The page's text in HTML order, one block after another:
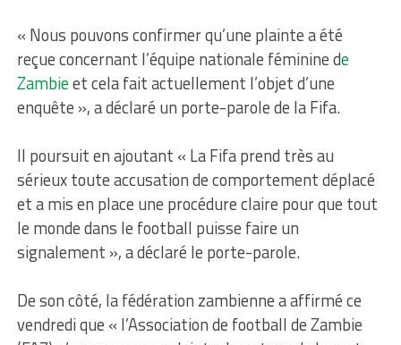
« Nous pouvons confirmer qu’une plainte a été
reçue concernant l’équipe nationale féminine de
Zambieet cela fait actuellement l’objet d’une
enquête », a déclaré un porte-parole de la Fifa.
Il poursuit en ajoutant « La Fifa prend très au
sérieux toute accusation de comportement déplacé
et a mis en place une procédure claire pour que tout
le monde dans le football puisse faire un
signalement », a déclaré le porte-parole.
De son côté, la fédération zambienne a affirmé ce
vendredi que « l’Association de football de Zambie